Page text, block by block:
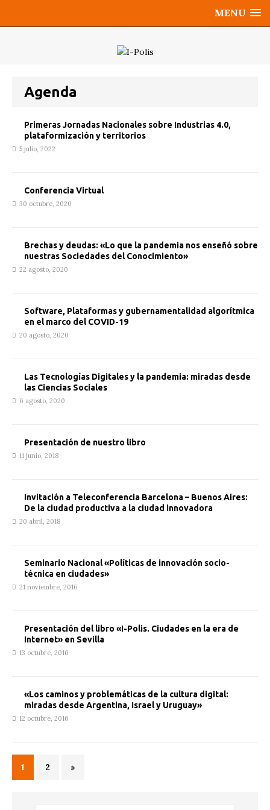
MENU
Agenda
Primeras Jornadas Nacionales sobre Industrias 4.0,
plataformización y territorios
5 julio, 2022
Conferencia Virtual
30 octubre, 2020
Brechas y deudas: «Lo que la pandemia nos enseñó sobre
nuestras Sociedades del Conocimiento»
22 agosto, 2020
Software, Plataformas y gubernamentalidad algorítmica
en el marco del COVID-19
20 agosto, 2020
Las Tecnologías Digitales y la pandemia: miradas desde
las Ciencias Sociales
6 agosto, 2020
Presentación de nuestro libro
11 junio, 2018
Invitación a Teleconferencia Barcelona – Buenos Aires:
De la ciudad productiva a la ciudad innovadora
20 abril, 2018
Seminario Nacional «Políticas de innovación socio-
técnica en ciudades»
21 noviembre, 2016
Presentación del libro «I-Polis. Ciudades en la era de
Internet» en Sevilla
13 octubre, 2016
«Los caminos y problemáticas de la cultura digital:
miradas desde Argentina, Israel y Uruguay»
12 octubre, 2016
1 2 »